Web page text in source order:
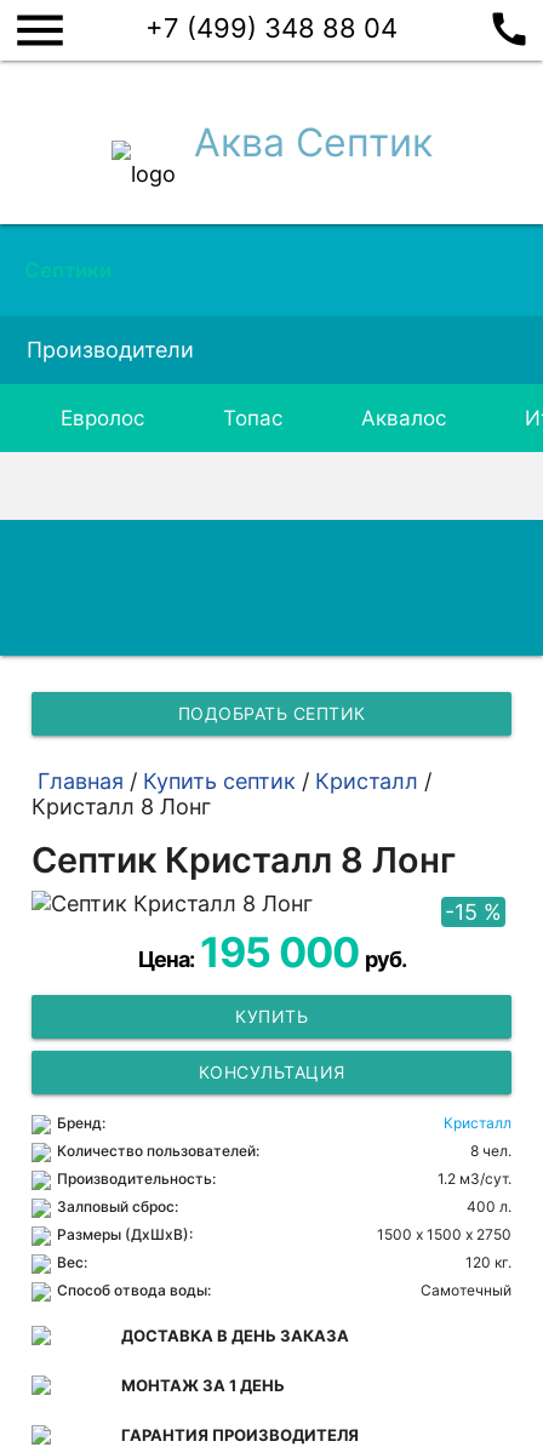
menu +7 (499) 348 88 04 call
Аква Септик
Септики
Производители
Евролос Топас Аквалос
ПОДОБРАТЬ СЕПТИК
Главная / Купить септик / Кристалл /
Кристалл 8 Лонг
Септик Кристалл 8 Лонг
-15 %
Цена: 195 000 руб.
КУПИТЬ
КОНСУЛЬТАЦИЯ
Бренд:
Кристалл
Количество пользователей:
8 чел.
Производительность:
1.2 м3/сут.
Залповый сброс:
400 л.
Размеры (ДхШхВ):
1500 х 1500 х 2750
Вес:
120 кг.
Способ отвода воды:
Самотечный
ДОСТАВКА В ДЕНЬ ЗАКАЗА
МОНТАЖ ЗА 1 ДЕНЬ
ГАРАНТИЯ ПРОИЗВОДИТЕЛЯ